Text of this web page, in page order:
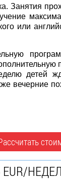
Занятия
или
детей
вечерние
EUR/